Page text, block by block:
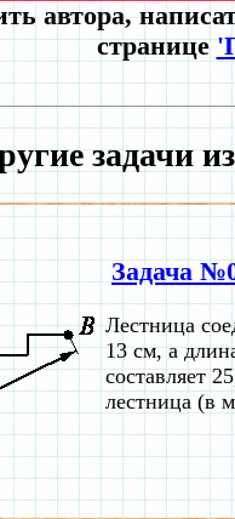
автора,
странице
задачи
Задача
Лестница
13 см, а
составляет
лестница (в